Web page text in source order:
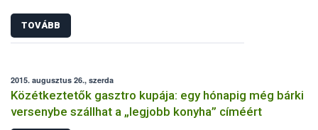
TOVÁBB
2015. augusztus 26., szerda
Közétkeztetők gasztro kupája: egy hónapig még bárki
versenybe szállhat a „legjobb konyha” címéért